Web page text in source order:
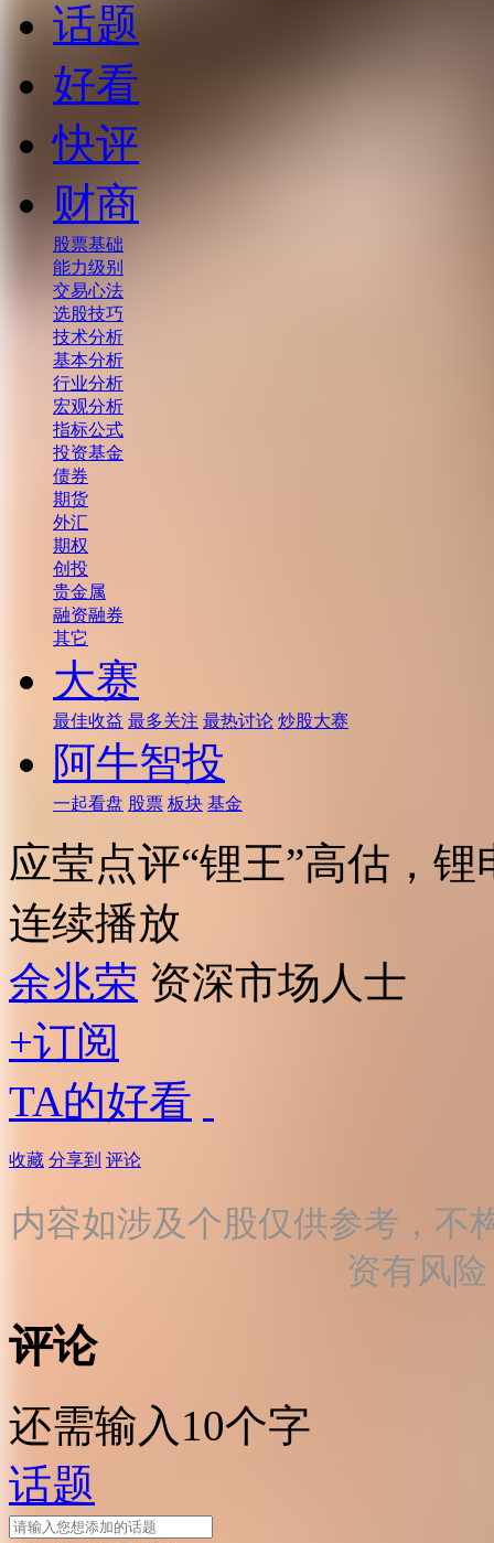
话题
好看
快评
财商
股票基础
能力级别
交易心法
选股技巧
技术分析
基本分析
行业分析
宏观分析
指标公式
投资基金
债券
期货
外汇
期权
创投
贵金属
融资融券
其它
大赛
最佳收益 最多关注 最热讨论 炒股大赛
阿牛智投
一起看盘 股票 板块 基金
应莹点评“锂王”高估，
连续播放
余兆荣 资深市场人士
+订阅
TA的好看
收藏 分享到 评论
内容如涉及个股仅供参考，不
资有风
评论
还需输入10个字
话题